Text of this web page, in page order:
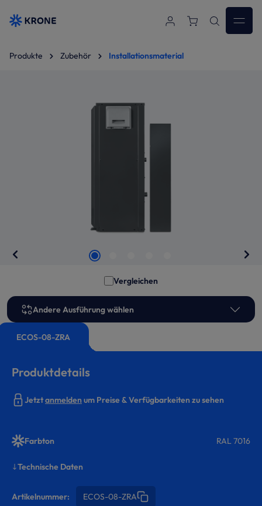
Zum Hauptinhalt springen
Produkte Zubehör Installationsmaterial
Vergleichen
ECOS-08-ZRA
Andere Ausführung wählen
Produktdetails
Jetztanmeldenum Preise & Verfügbarkeiten zu sehen
Farbton RAL 7016
Technische Daten
Artikelnummer: ECOS-08-ZRA